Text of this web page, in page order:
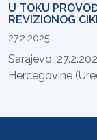
U TOKU
REVIZIONOG
27.2.2025
Sarajevo,
Hercegovine